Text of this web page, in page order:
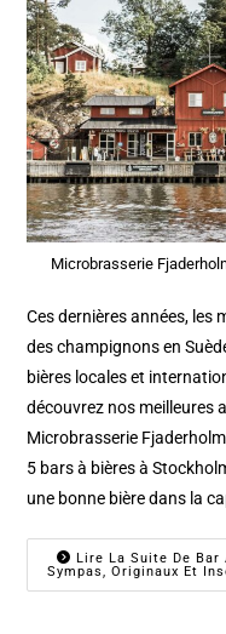
Microbrasserie
Ces dernières années, les
des champignons en
bières locales et
découvrez nos meilleures
Microbrasserie
5 bars à bières à
une bonne bière dans la
Lire La Suite De
Sympas, Originaux Et